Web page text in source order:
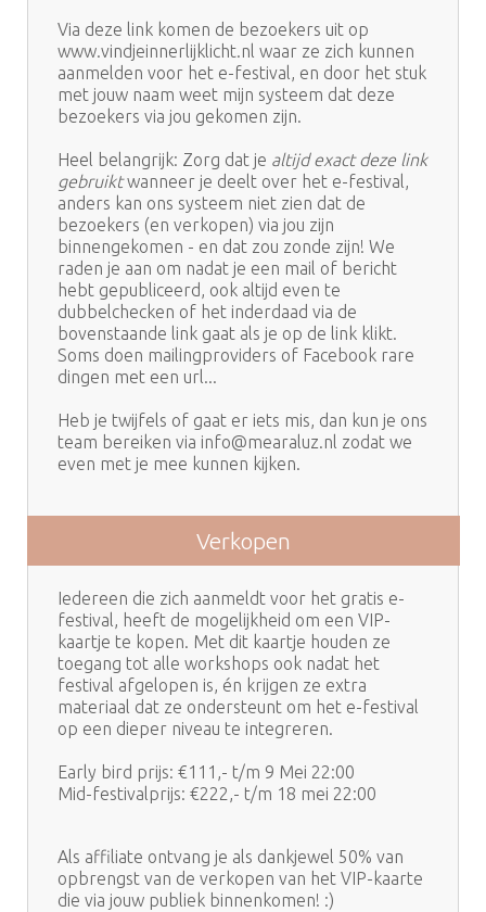
Via deze link komen de bezoekers uit op
www.vindjeinnerlijklicht.nl waar ze zich kunnen
aanmelden voor het e-festival, en door het stuk
met jouw naam weet mijn systeem dat deze
bezoekers via jou gekomen zijn.
Heel belangrijk: Zorg dat je altijd exact deze link
gebruiktwanneer je deelt over het e-festival,
anders kan ons systeem niet zien dat de
bezoekers (en verkopen) via jou zijn
binnengekomen - en dat zou zonde zijn! We
raden je aan om nadat je een mail of bericht
hebt gepubliceerd, ook altijd even te
dubbelchecken of het inderdaad via de
bovenstaande link gaat als je op de link klikt.
Soms doen mailingproviders of Facebook rare
dingen met een url...
Heb je twijfels of gaat er iets mis, dan kun je ons
team bereiken via info@mearaluz.nl zodat we
even met je mee kunnen kijken.
Verkopen
Iedereen die zich aanmeldt voor het gratis e-
festival, heeft de mogelijkheid om een VIP-
kaartje te kopen. Met dit kaartje houden ze
toegang tot alle workshops ook nadat het
festival afgelopen is, én krijgen ze extra
materiaal dat ze ondersteunt om het e-festival
op een dieper niveau te integreren.
Early bird prijs: €111,- t/m 9 Mei 22:00
Mid-festivalprijs: €222,- t/m 18 mei 22:00
Als affiliate ontvang je als dankjewel 50% van
opbrengst van de verkopen van het VIP-kaarte
die via jouw publiek binnenkomen! :)